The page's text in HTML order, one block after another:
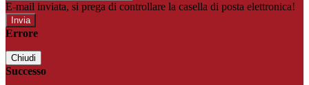
E-mail inviata, si prega di controllare la casella di posta elettronica!
Errore
Chiudi
Successo